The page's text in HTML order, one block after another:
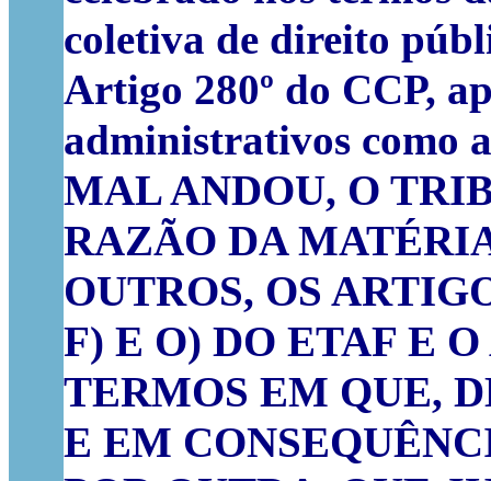
coletiva de direito
Artigo 280º do CCP,
administrativos como
MAL ANDOU, O
RAZÃO DA
OUTROS, OS
F) E O) DO ETAF E
TERMOS EM QUE,
E EM